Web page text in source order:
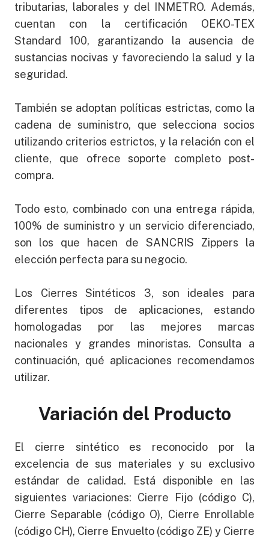
tributarias, laborales y del INMETRO. Además,
cuentan con la certificación OEKO-TEX
Standard 100, garantizando la ausencia de
sustancias nocivas y favoreciendo la salud y la
seguridad.
También se adoptan políticas estrictas, como la
cadena de suministro, que selecciona socios
utilizando criterios estrictos, y la relación con el
cliente, que ofrece soporte completo post-
compra.
Todo esto, combinado con una entrega rápida,
100% de suministro y un servicio diferenciado,
son los que hacen de SANCRIS Zippers la
elección perfecta para su negocio.
Los Cierres Sintéticos 3, son ideales para
diferentes tipos de aplicaciones, estando
homologadas por las mejores marcas
nacionales y grandes minoristas. Consulta a
continuación, qué aplicaciones recomendamos
utilizar.
Variación del Producto
El cierre sintético es reconocido por la
excelencia de sus materiales y su exclusivo
estándar de calidad. Está disponible en las
siguientes variaciones: Cierre Fijo (código C),
Cierre Separable (código O), Cierre Enrollable
(código CH), Cierre Envuelto (código ZE) y Cierre